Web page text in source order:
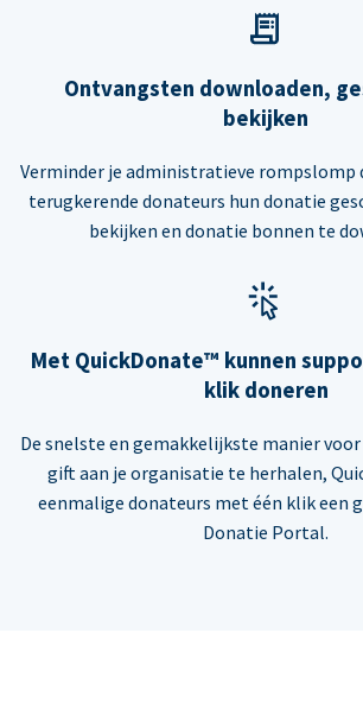
Ontvangsten downloaden,
bekijken
Verminder je administratieve rompslomp
terugkerende donateurs hun donatie
bekijken en donatie bonnen te
Met QuickDonate™ kunnen
klik doneren
De snelste en gemakkelijkste manier
gift aan je organisatie te herhalen,
eenmalige donateurs met één klik een
Donatie Portal.